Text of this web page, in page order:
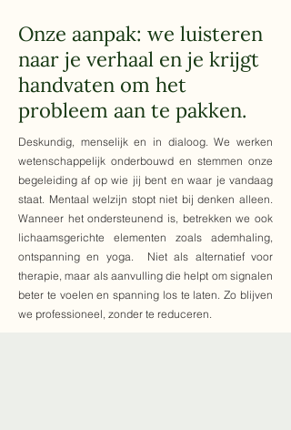
Onze aanpak: we luisteren
naar je verhaal en je krijgt
handvaten om het
probleem aan te pakken.
Deskundig, menselijk en in dialoog. We werken
wetenschappelijk onderbouwd en stemmen onze
begeleiding af op wie jij bent en waar je vandaag
staat. Mentaal welzijn stopt niet bij denken alleen.
Wanneer het ondersteunend is, betrekken we ook
lichaamsgerichte elementen zoals ademhaling,
ontspanning en yoga. Niet als alternatief voor
therapie, maar als aanvulling die helpt om signalen
beter te voelen en spanning los te laten. Zo blijven
we professioneel, zonder te reduceren.